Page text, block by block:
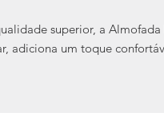
superior, a Almofada
adiciona um toque